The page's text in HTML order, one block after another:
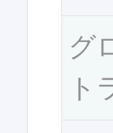
グ
ト